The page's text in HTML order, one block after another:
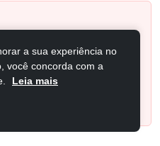
lavagem para preservar o
de armazenamento um
densidade
a sua experiência no
você concorda com a
Leia mais